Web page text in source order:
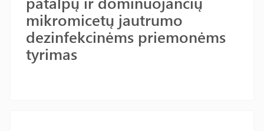
mikromicetų jautrumo
dezinfekcinėms priemonėms
tyrimas